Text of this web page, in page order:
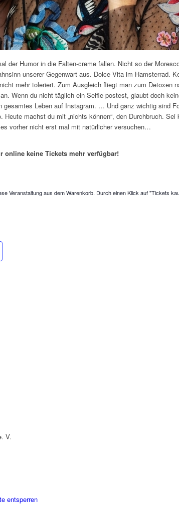
der Humor in die Falten-creme fallen. Nicht so der
unserer Gegenwart aus. Dolce Vita im Hamsterrad.
mehr toleriert. Zum Ausgleich fliegt man zum Detoxen
Wenn du nicht täglich ein Selfie postest, glaubt doch
Leben auf Instagram. … Und ganz wichtig sind
machst du mit „nichts können“, den Durchbruch.
vorher nicht erst mal mit natürlicher versuchen…
online keine Tickets mehr verfügbar!
Veranstaltung aus dem Warenkorb. Durch einen Klick auf "Tickets
V.
entsperren